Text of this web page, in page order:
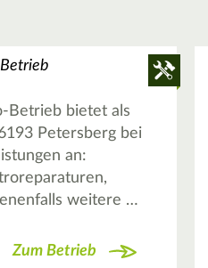
Betrieb bietet als
Petersberg bei
an:
weitere …
Zum Betrieb